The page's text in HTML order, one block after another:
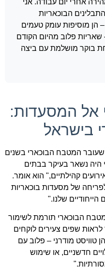
אחרי יום עבודה. אני
הבוכאריות
הן מוסיפות עומק טעמים
פלוב מהיום הקודם
בוקר מושלמת עם ביצה
אל המסעדות:
בישראל
המטבח הבוכארי בשנים
היה נשאר בעיקר בבתים
קהילתיים," הוא אומר.
של מסעדות בוכאריות
הייחודיים שלנו."
הבוכארי תורמת לשימור
שפים צעירים לוקחים
טוויסט מודרני – פלוב עם
חדשניים, או שימוש